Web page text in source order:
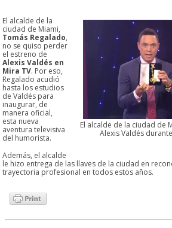
El alcalde de la ciudad de
Alexis Valdés
El alcalde de la
ciudad de Miami,
Tomás Regalado,
no se quiso perder
el estreno de
Alexis Valdés en
Mira TV. Por eso,
Regalado acudió
hasta los estudios
de Valdés para
inaugurar, de
manera oficial,
esta nueva
aventura televisiva
del humorista.
Además, el alcalde
le hizo entrega de las llaves de la ciudad en
trayectoria profesional en todos estos años.